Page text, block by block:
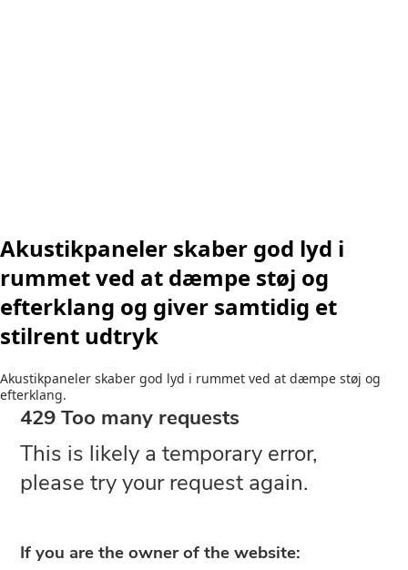
Akustikpaneler skaber god lyd i
rummet ved at dæmpe støj og
efterklang og giver samtidig et
stilrent udtryk
Akustikpaneler skaber god lyd i rummet ved at dæmpe støj og
efterklang.